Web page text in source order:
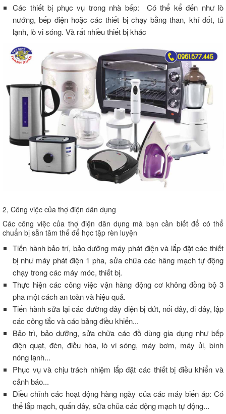
Các thiết bị phục vụ trong nhà bếp: Có thể kể đến như lò
nướng, bếp điện hoặc các thiết bị chạy bằng than, khí đốt, tủ
lạnh, lò vi sóng. Và rất nhiều thiết bị khác
2, Công việc của thợ điện dân dụng
Các công việc của thợ điện dân dụng mà bạn cần biết để có thể
chuẩn bị sẵn tâm thế để học tập rèn luyện
Tiến hành bảo trí, bảo dưỡng máy phát điện và lắp đặt các thiết
bị như máy phát điện 1 pha, sửa chữa các hãng mạch tự động
chạy trong các máy móc, thiết bị.
Thực hiện các công việc vận hàng động cơ không đồng bộ 3
pha một cách an toàn và hiệu quả.
Tiến hành sửa lại các đường dây điện bị đứt, nối dây, đi dây, lập
các công tắc và các bảng điều khiển...
Bảo trì, bảo dưỡng, sửa chữa các đồ dùng gia dụng như bếp
điện quạt, đèn, điều hòa, lò vi sóng, máy bơm, máy ủi, bình
nóng lạnh...
Phục vụ và chịu trách nhiệm lắp đặt các thiết bị điều khiển và
cảnh báo...
Điều chỉnh các hoạt động hàng ngày của các máy biến áp: Có
thể lắp mạch, quấn dây, sửa chũa các động mạch tự động...